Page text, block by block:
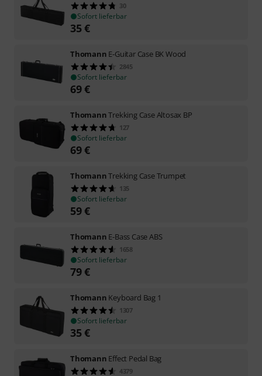
30
Sofort lieferbar
35€
Thomann E-Guitar Case BK Wood
2845
Sofort lieferbar
69€
ThomannTrekking Case Altosax BP
127
Sofort lieferbar
69€
ThomannTrekking Case Trumpet
135
Sofort lieferbar
59€
Thomann E-Bass Case ABS
1658
Sofort lieferbar
79€
Thomann Keyboard Bag 1
1307
Sofort lieferbar
35€
Thomann Effect Pedal Bag
4379